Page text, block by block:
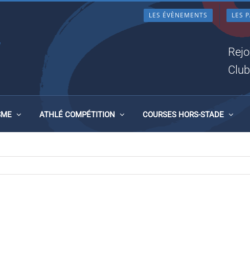
LES ÉVÈNEMENTS LES
ATHLÉ COMPÉTITION COURSES HORS-STADE
2